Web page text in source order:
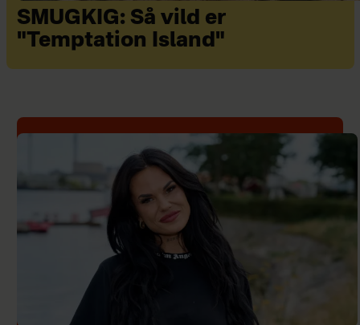
SMUGKIG: Så vild er
"Temptation Island"